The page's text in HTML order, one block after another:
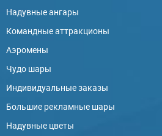
Надувные ангары
Командные аттракционы
Аэромены
Чудо шары
Индивидуальные заказы
Большие рекламные шары
Надувные цветы